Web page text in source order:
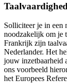
Solliciteer je in een
noodzakelijk om je
Frankrijk zijn
Nederlander. Het
jouw inzetbaarheid
ons voorbeeld
het Europees